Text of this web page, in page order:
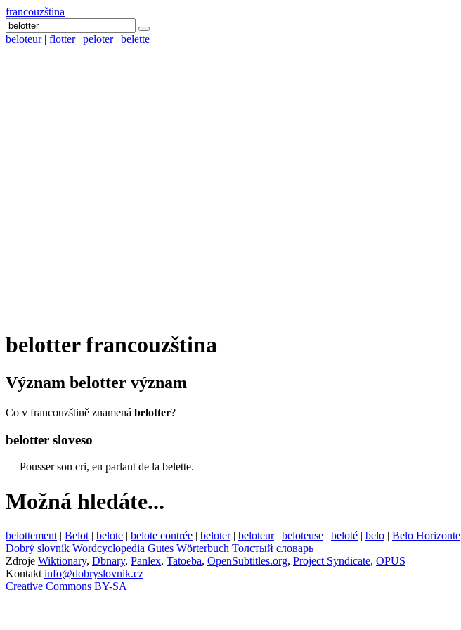
francouzština
beloteur | flotter | peloter | belette
belotter francouzština
Význam belotter význam
Co v francouzštině znamená belotter?
belotter sloveso
— Pousser son cri, en parlant de la belette.
Možná hledáte...
belottement | Belot | belote | belote contrée | beloter | beloteur | beloteuse | beloté | belo | Belo Horizonte
Dobrý slovník Wordcyclopedia Gutes Wörterbuch Толстый словарь
Zdroje Wiktionary, Dbnary, Panlex, Tatoeba, OpenSubtitles.org, Project Syndicate, OPUS
Kontakt info@dobryslovnik.cz
Creative Commons BY-SA